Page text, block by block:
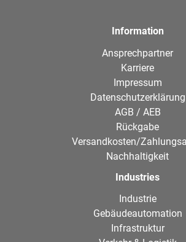
Information
Ansprechpartner
Karriere
Impressum
Datenschutzerklärung
AGB / AEB
Rückgabe
Versandkosten/
Nachhaltigkeit
Industries
Industrie
Gebäudeautomation
Infrastruktur